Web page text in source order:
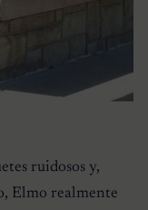
ruidosos y,
Elmo realmente